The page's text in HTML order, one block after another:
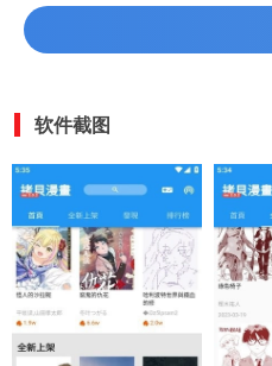
软件截图